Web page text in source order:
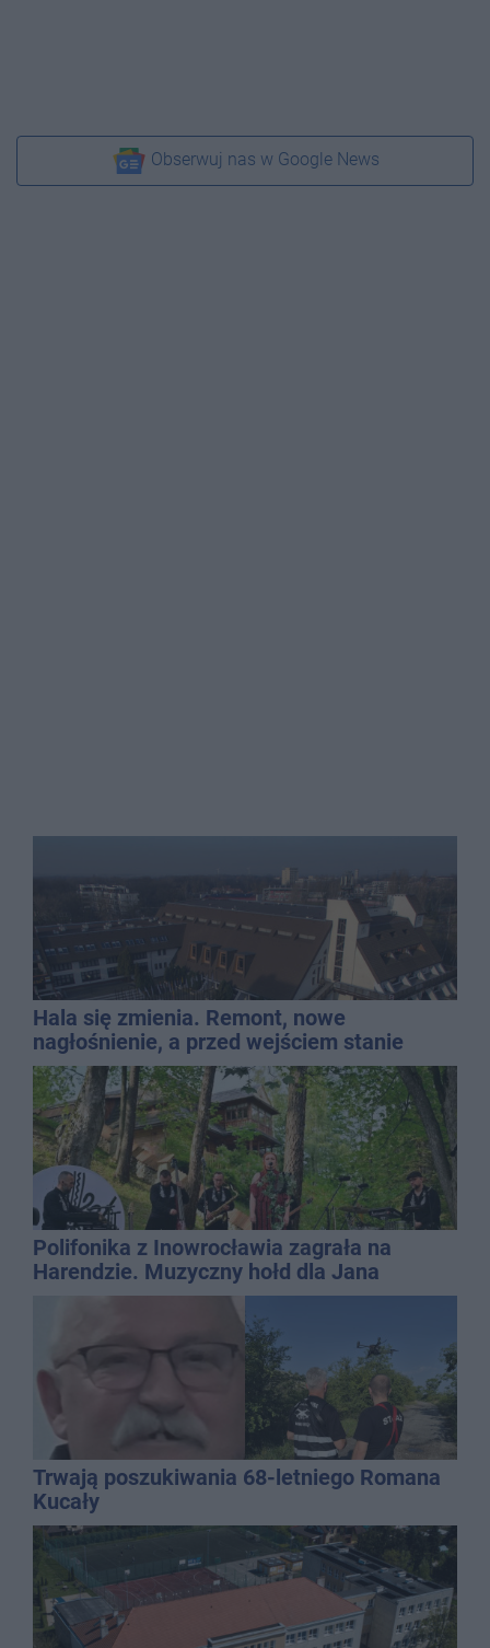
Obserwuj nas w Google News
Hala się zmienia. Remont, nowe
nagłośnienie, a przed wejściem stanie
QEMETICA ARENA
Polifonika z Inowrocławia zagrała na
Harendzie. Muzyczny hołd dla Jana
Kasprowicza
Trwają poszukiwania 68-letniego Romana
Kucały